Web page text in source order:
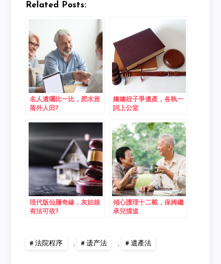
Related Posts:
名人遺囑比一比，肥水豈
落外人田?
嬸嬸姪子爭遺產，各執一
詞上公堂
現代版仙屨奇緣，灰姑娘
有法可依?
傾心護理十二載，保姆繼
承兒擋道
法院程序 , 遗产法 , 遺產法